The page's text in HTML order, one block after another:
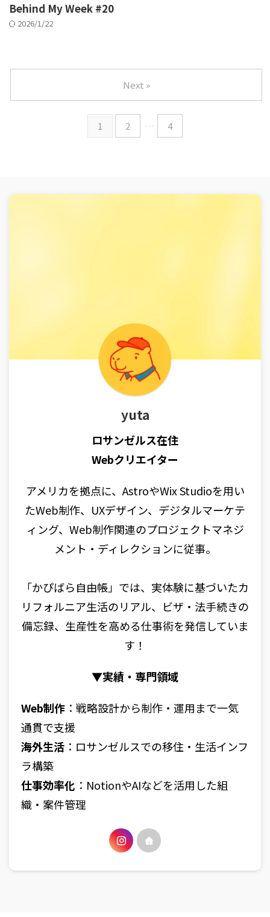
Behind My Week #20
2026/1/22
1 2 … 4
Next »
yuta
ロサンゼルス在住
Webクリエイター
アメリカを拠点に、AstroやWix Studioを用い
たWeb制作、UXデザイン、デジタルマーケテ
ィング、Web制作関連のプロジェクトマネジ
メント・ディレクションに従事。
「かぴばら自由帳」では、実体験に基づいたカ
リフォルニア生活のリアル、ビザ・法手続きの
備忘録、生産性を高める仕事術を発信していま
す！
▼実績・専門領域
Web制作 ：戦略設計から制作・運用まで一気
通貫で支援
海外生活 ：ロサンゼルスでの移住・生活インフ
ラ構築
仕事効率化 ：NotionやAIなどを活用した組
織・案件管理